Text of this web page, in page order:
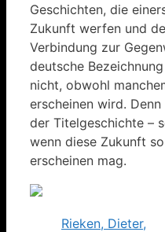
Geschichten, die
Zukunft werfen und
Verbindung zur
deutsche
nicht, obwohl
erscheinen wird.
der Titelgeschichte –
wenn diese Zukunft
erscheinen mag.
Rieken, Dieter,